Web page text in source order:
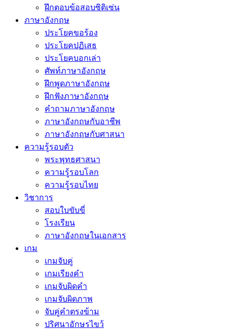
ฝึกตอบข้อสอบซิติเซ่น
ภาษาอังกฤษ
ประโยคขอร้อง
ประโยคปฏิเสธ
ประโยคบอกเล่า
ศัพท์ภาษาอังกฤษ
ฝึกพูดภาษาอังกฤษ
ฝึกฟังภาษาอังกฤษ
คำถามภาษาอังกฤษ
ภาษาอังกฤษกับอาชีพ
ภาษาอังกฤษกับศาสนา
ความรู้รอบตัว
พระพุทธศาสนา
ความรู้รอบโลก
ความรู้รอบไทย
วิชาการ
สอบใบขับขี่
โรงเรียน
ภาษาอังกฤษในเอกสาร
เกม
เกมจับคู่
เกมเรียงคำ
เกมจับผิดคำ
เกมจับผิดภาพ
จับคู่คำตรงข้าม
ปริศนาอักษรไขว้